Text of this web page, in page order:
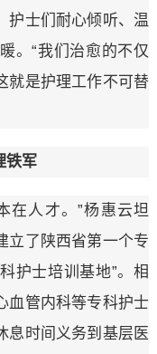
护士们耐心倾听、温
。“我们治愈的不仅
就是护理工作不可替
铁军
在人才。”杨惠云坦
立了陕西省第一个专
护士培训基地”。相
血管内科等专科护士
息时间义务到基层医